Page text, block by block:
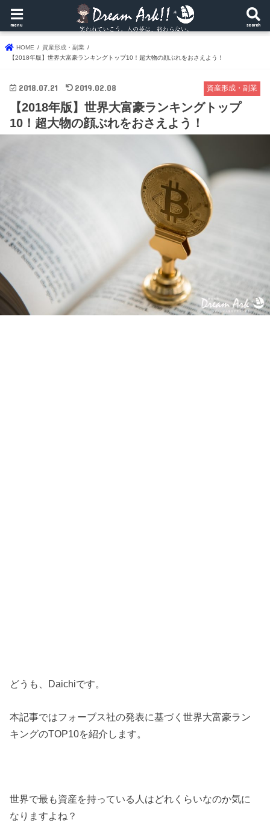
search
menu
HOME
資産形成・副業
【2018年版】世界大富豪ランキングトップ10！超大物の顔ぶれをおさえよう！
資産形成・副業
2018.07.21 2019.02.08
【2018年版】世界大富豪ランキングトップ
10！超大物の顔ぶれをおさえよう！
どうも、Daichiです。
本記事ではフォーブス社の発表に基づく世界大富豪ラン
キングのTOP10を紹介します。
世界で最も資産を持っている人はどれくらいなのか気に
なりますよね？